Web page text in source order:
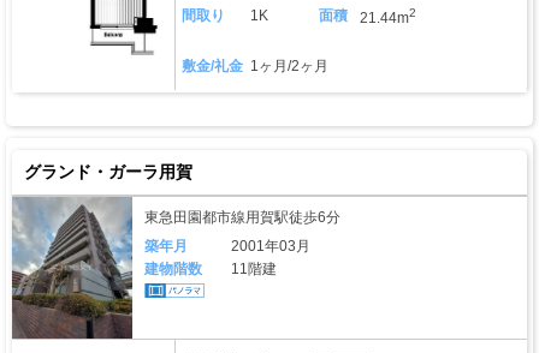
間取り 1K 面積 21.44m2
敷金/礼金 1ヶ月/2ヶ月
グランド・ガーラ用賀
東急田園都市線用賀駅徒歩6分
築年月
2001年03月
建物階数
11階建